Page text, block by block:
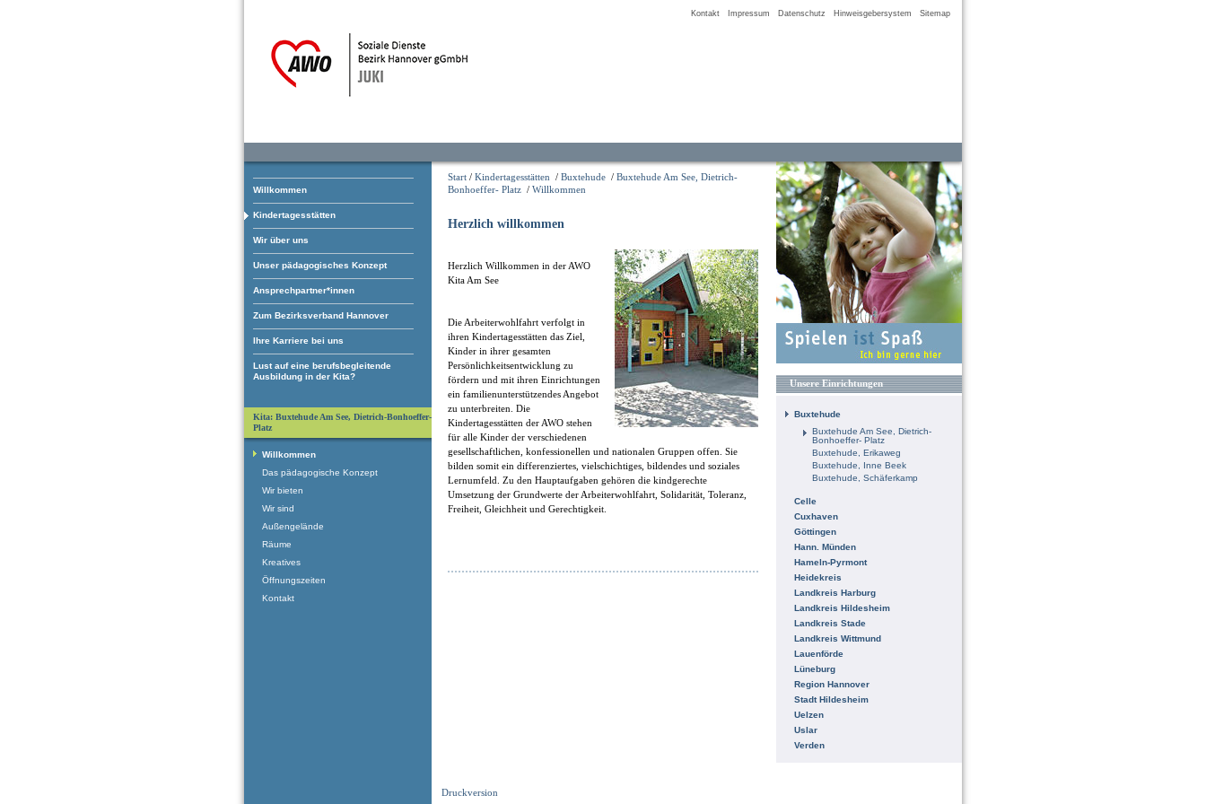
Kontakt Impressum Datenschutz Hinweisgebersystem Sitemap
Willkommen
Kindertagesstätten
Wir über uns
Unser pädagogisches Konzept
Ansprechpartner*innen
Zum Bezirksverband Hannover
Ihre Karriere bei uns
Lust auf eine berufsbegleitende
Ausbildung in der Kita?
Start / Kindertagesstätten / Buxtehude / Buxtehude Am See, Dietrich-
Bonhoeffer- Platz / Willkommen
Herzlich willkommen
Herzlich Willkommen in der AWO
Kita Am See
Die Arbeiterwohlfahrt verfolgt in
ihren Kindertagesstätten das Ziel,
Kinder in ihrer gesamten
Persönlichkeitsentwicklung zu
fördern und mit ihren Einrichtungen
ein familienunterstützendes Angebot
zu unterbreiten. Die
Kindertagesstätten der AWO stehen
für alle Kinder der verschiedenen
gesellschaftlichen, konfessionellen und nationalen Gruppen offen. Sie
bilden somit ein differenziertes, vielschichtiges, bildendes und soziales
Lernumfeld. Zu den Hauptaufgaben gehören die kindgerechte
Umsetzung der Grundwerte der Arbeiterwohlfahrt, Solidarität, Toleranz,
Freiheit, Gleichheit und Gerechtigkeit.
Unsere Einrichtungen
Buxtehude
Buxtehude Am See, Dietrich-
Bonhoeffer- Platz
Buxtehude, Erikaweg
Buxtehude, Inne Beek
Buxtehude, Schäferkamp
Celle
Cuxhaven
Göttingen
Hann. Münden
Hameln-Pyrmont
Heidekreis
Landkreis Harburg
Landkreis Hildesheim
Landkreis Stade
Landkreis Wittmund
Lauenförde
Lüneburg
Region Hannover
Stadt Hildesheim
Uelzen
Uslar
Verden
Druckversion
Kita: Buxtehude Am See, Dietrich-Bonhoeffer-
Platz
Willkommen
Das pädagogische Konzept
Wir bieten
Wir sind
Außengelände
Räume
Kreatives
Öffnungszeiten
Kontakt